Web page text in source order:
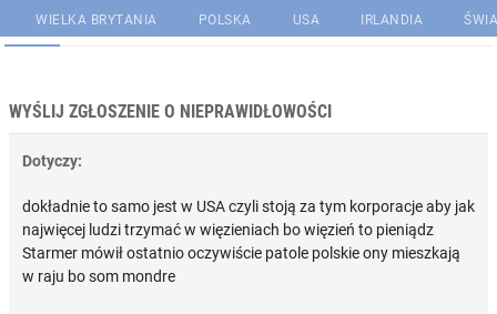
WIELKA BRYTANIA POLSKA USA IRLANDIA
WYŚLIJ ZGŁOSZENIE O NIEPRAWIDŁOWOŚCI
Dotyczy:
dokładnie to samo jest w USA czyli stoją za tym korporacje aby jak
najwięcej ludzi trzymać w więzieniach bo więzień to pieniądz
Starmer mówił ostatnio oczywiście patole polskie ony mieszkają
w raju bo som mondre